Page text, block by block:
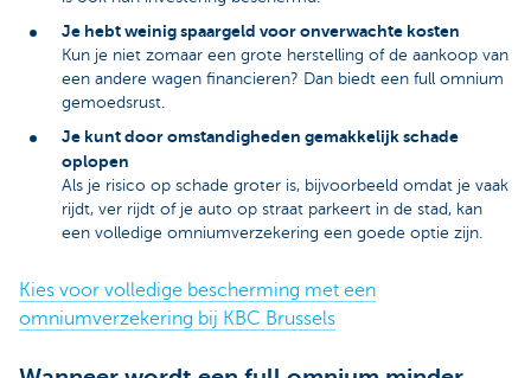
Je hebt weinig spaargeld voor onverwachte kosten
Kun je niet zomaar een grote herstelling of de aankoop van
een andere wagen financieren? Dan biedt een full omnium
gemoedsrust.
Je kunt door omstandigheden gemakkelijk schade
oplopen
Als je risico op schade groter is, bijvoorbeeld omdat je vaak
rijdt, ver rijdt of je auto op straat parkeert in de stad, kan
een volledige omniumverzekering een goede optie zijn.
Kies voor volledige bescherming met een
omniumverzekering bij KBC Brussels